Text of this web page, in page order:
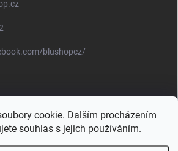
cookie. Dalším procházením
souhlas s jejich používáním.
blushopcz/
Blu-shop.cz Štěpán Čermák